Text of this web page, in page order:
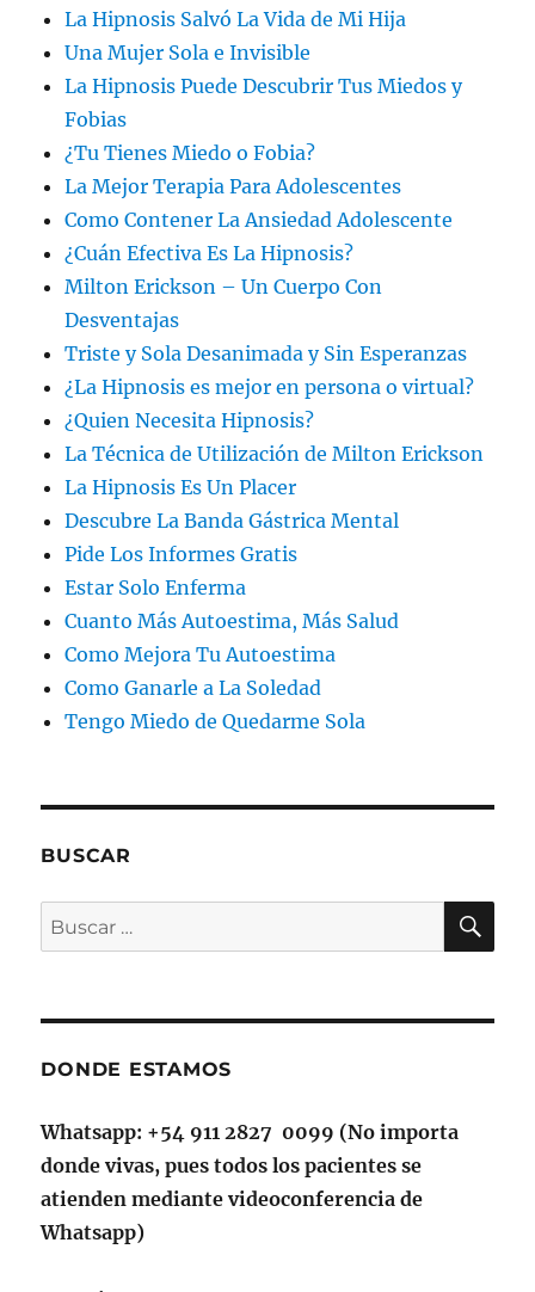
La Hipnosis Salvó La Vida de Mi Hija
Una Mujer Sola e Invisible
La Hipnosis Puede Descubrir Tus Miedos y
Fobias
¿Tu Tienes Miedo o Fobia?
La Mejor Terapia Para Adolescentes
Como Contener La Ansiedad Adolescente
¿Cuán Efectiva Es La Hipnosis?
Milton Erickson – Un Cuerpo Con
Desventajas
Triste y Sola Desanimada y Sin Esperanzas
¿La Hipnosis es mejor en persona o virtual?
¿Quien Necesita Hipnosis?
La Técnica de Utilización de Milton Erickson
La Hipnosis Es Un Placer
Descubre La Banda Gástrica Mental
Pide Los Informes Gratis
Estar Solo Enferma
Cuanto Más Autoestima, Más Salud
Como Mejora Tu Autoestima
Como Ganarle a La Soledad
Tengo Miedo de Quedarme Sola
BUSCAR
Buscar
por:
DONDE ESTAMOS
Whatsapp: +54 911 2827 0099 (No importa
donde vivas, pues todos los pacientes se
atienden mediante videoconferencia de
Whatsapp)